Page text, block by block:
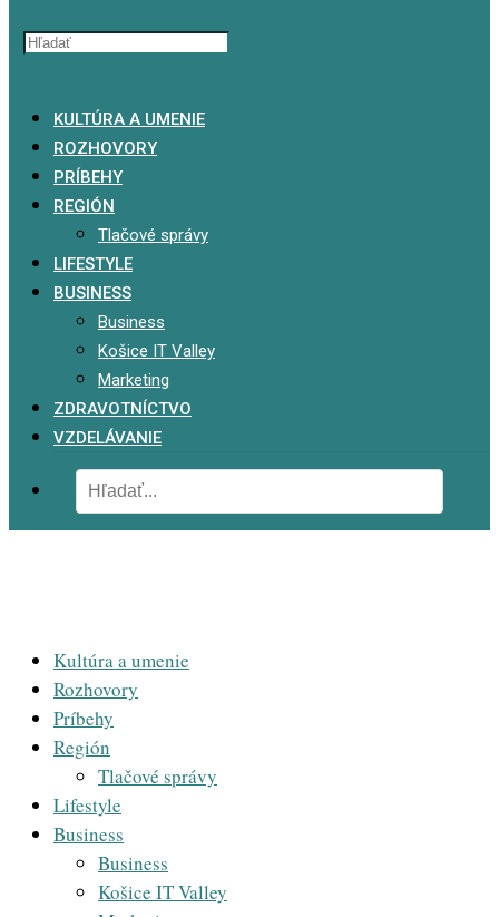
KULTÚRA A UMENIE
ROZHOVORY
PRÍBEHY
REGIÓN
Tlačové správy
LIFESTYLE
BUSINESS
Business
Košice IT Valley
Marketing
ZDRAVOTNÍCTVO
VZDELÁVANIE
Kultúra a umenie
Rozhovory
Príbehy
Región
Tlačové správy
Lifestyle
Business
Business
Košice IT Valley